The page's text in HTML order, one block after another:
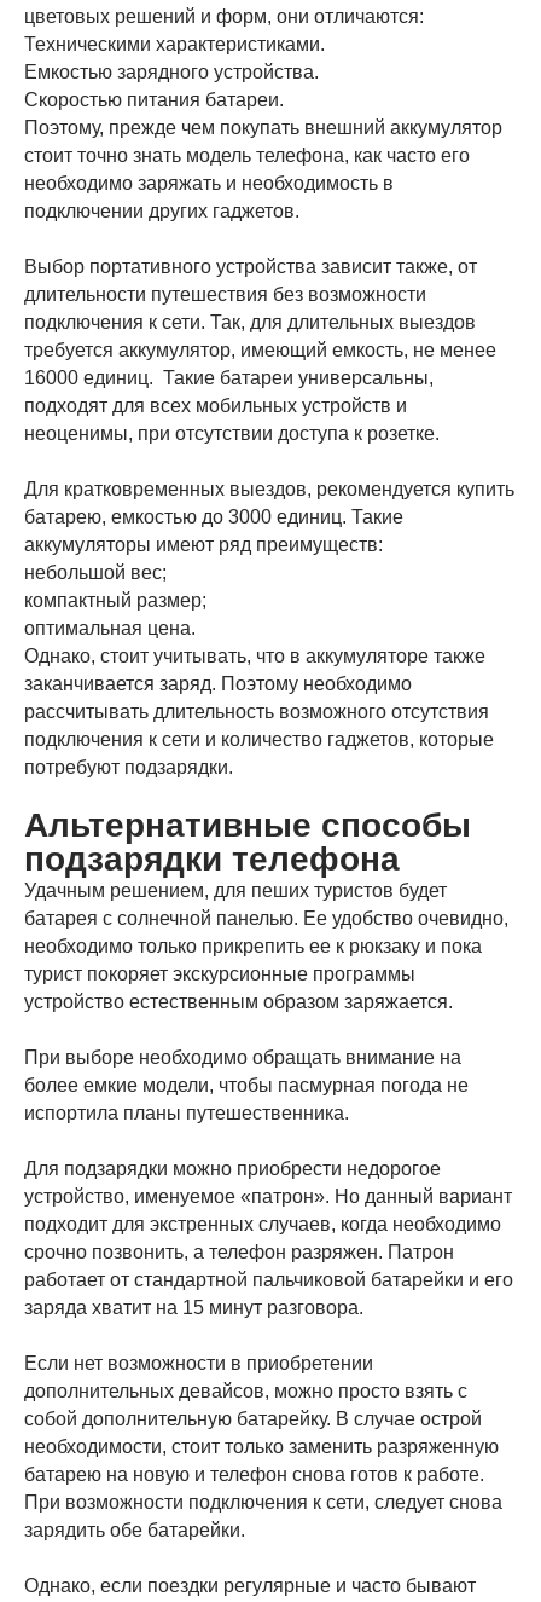
цветовых решений и форм, они отличаются:
Техническими характеристиками.
Емкостью зарядного устройства.
Скоростью питания батареи.
Поэтому, прежде чем покупать внешний аккумулятор
стоит точно знать модель телефона, как часто его
необходимо заряжать и необходимость в
подключении других гаджетов.
Выбор портативного устройства зависит также, от
длительности путешествия без возможности
подключения к сети. Так, для длительных выездов
требуется аккумулятор, имеющий емкость, не менее
16000 единиц. Такие батареи универсальны,
подходят для всех мобильных устройств и
неоценимы, при отсутствии доступа к розетке.
Для кратковременных выездов, рекомендуется купить
батарею, емкостью до 3000 единиц. Такие
аккумуляторы имеют ряд преимуществ:
небольшой вес;
компактный размер;
оптимальная цена.
Однако, стоит учитывать, что в аккумуляторе также
заканчивается заряд. Поэтому необходимо
рассчитывать длительность возможного отсутствия
подключения к сети и количество гаджетов, которые
потребуют подзарядки.
Альтернативные способы
подзарядки телефона
Удачным решением, для пеших туристов будет
батарея с солнечной панелью. Ее удобство очевидно,
необходимо только прикрепить ее к рюкзаку и пока
турист покоряет экскурсионные программы
устройство естественным образом заряжается.
При выборе необходимо обращать внимание на
более емкие модели, чтобы пасмурная погода не
испортила планы путешественника.
Для подзарядки можно приобрести недорогое
устройство, именуемое «патрон». Но данный вариант
подходит для экстренных случаев, когда необходимо
срочно позвонить, а телефон разряжен. Патрон
работает от стандартной пальчиковой батарейки и его
заряда хватит на 15 минут разговора.
Если нет возможности в приобретении
дополнительных девайсов, можно просто взять с
собой дополнительную батарейку. В случае острой
необходимости, стоит только заменить разряженную
батарею на новую и телефон снова готов к работе.
При возможности подключения к сети, следует снова
зарядить обе батарейки.
Однако, если поездки регулярные и часто бывают